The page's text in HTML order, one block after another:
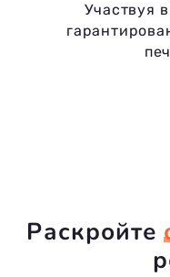
Участвуя
Раскройте